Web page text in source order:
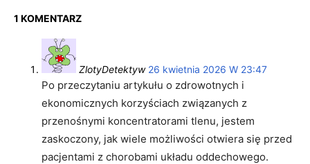
1 KOMENTARZ
ZlotyDetektyw 26 kwietnia 2026 W 23:47
Po przeczytaniu artykułu o zdrowotnych i
ekonomicznych korzyściach związanych z
przenośnymi koncentratorami tlenu, jestem
zaskoczony, jak wiele możliwości otwiera się przed
pacjentami z chorobami układu oddechowego.